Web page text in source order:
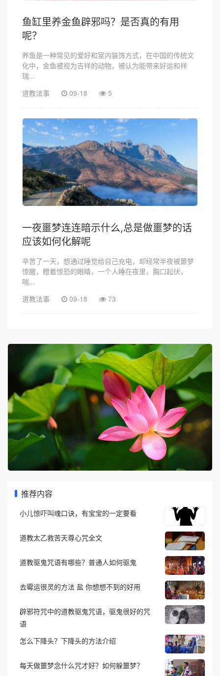
鱼缸里养金鱼辟邪吗？是否真的有用
呢？
养鱼是一种常见的爱好和室内装饰方式，在中国的传统文
化中，金鱼被视为吉祥的动物，被认为能带来好运和祥
瑞...
道教法事
09-18 5
一夜噩梦连连暗示什么,总是做噩梦的话
应该如何化解呢
辛苦了一天，想通过睡觉给自己充电，却经常半夜被噩梦
惊醒，瞪着惊恐的眼睛，一个人睡在夜里，胸口起伏，
喘...
道教法事
09-18 73
推荐内容
小儿惊吓叫魂口诀，有宝宝的一定要看
道教太乙救苦天尊心咒全文
道教驱鬼咒语有哪些？普通人如何驱鬼
去霉运很灵的方法 盐 你想想不到的好用
辟邪符咒中的道教驱鬼咒语，驱鬼很好的咒
语
怎么下降头？下降头的方法介绍
每天做噩梦念什么咒才好？如何躲噩梦？